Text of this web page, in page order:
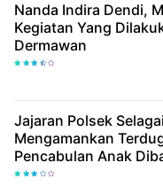
Nanda Indira Dendi,
Kegiatan Yang
Dermawan
Jajaran Polsek
Mengamankan
Pencabulan Anak